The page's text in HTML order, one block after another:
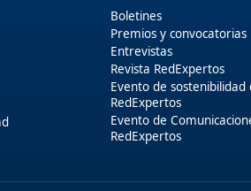
Boletines
Premios y convocatorias
Entrevistas
Revista RedExpertos
Evento de sostenibilidad
RedExpertos
Evento de
RedExpertos